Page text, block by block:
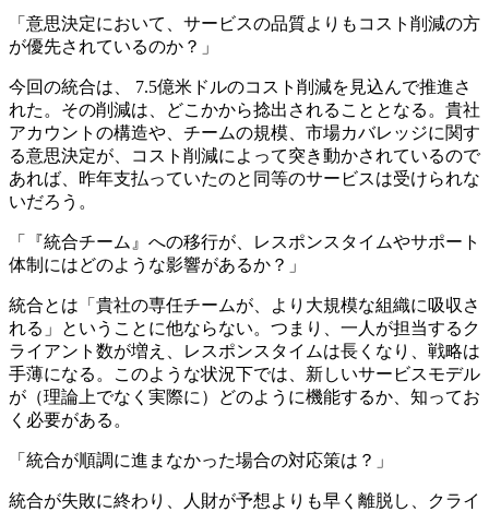
「意思決定において、サービスの品質よりもコスト削減の方
が優先されているのか？」
今回の統合は、 7.5億米ドルのコスト削減を見込んで推進さ
れた。その削減は、どこかから捻出されることとなる。貴社
アカウントの構造や、チームの規模、市場カバレッジに関す
る意思決定が、コスト削減によって突き動かされているので
あれば、昨年支払っていたのと同等のサービスは受けられな
いだろう。
「『統合チーム』への移行が、レスポンスタイムやサポート
体制にはどのような影響があるか？」
統合とは「貴社の専任チームが、より大規模な組織に吸収さ
れる」ということに他ならない。つまり、一人が担当するク
ライアント数が増え、レスポンスタイムは長くなり、戦略は
手薄になる。このような状況下では、新しいサービスモデル
が（理論上でなく実際に）どのように機能するか、知ってお
く必要がある。
「統合が順調に進まなかった場合の対応策は？」
統合が失敗に終わり、人財が予想よりも早く離脱し、クライ